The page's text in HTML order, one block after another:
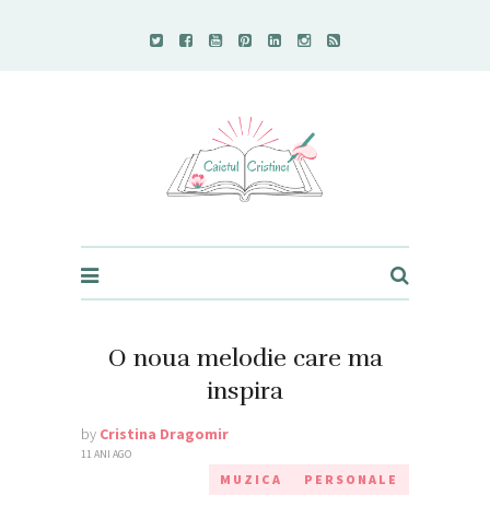
O noua melodie care ma
inspira
by Cristina Dragomir
11 ANI AGO
MUZICA PERSONALE